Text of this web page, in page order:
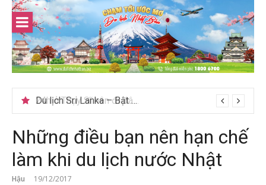
Skip
content
Du lịch Sri Lanka – Bật mí nên đi mùa nào đẹp
Những điều bạn nên hạn chế
làm khi du lịch nước Nhật
Hậu 19/12/2017